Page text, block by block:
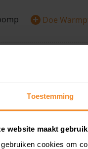
Toestemming
website maakt
cookies om
+ Doe
woningen
Huisnr.